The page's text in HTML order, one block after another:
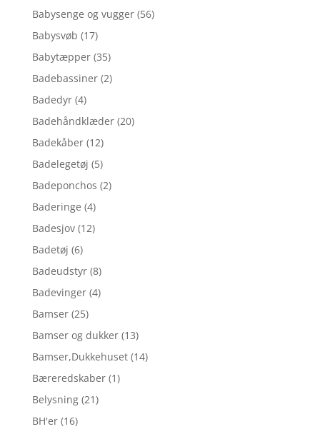
Babysenge og vugger (56)
Babysvøb (17)
Babytæpper (35)
Badebassiner (2)
Badedyr (4)
Badehåndklæder (20)
Badekåber (12)
Badelegetøj (5)
Badeponchos (2)
Baderinge (4)
Badesjov (12)
Badetøj (6)
Badeudstyr (8)
Badevinger (4)
Bamser (25)
Bamser og dukker (13)
Bamser,Dukkehuset (14)
Bæreredskaber (1)
Belysning (21)
BH'er (16)